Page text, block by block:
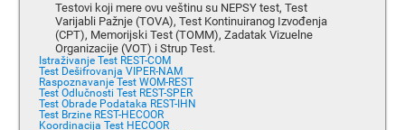
Testovi koji mere ovu veštinu su NEPSY test, Test
Varijabli Pažnje (TOVA), Test Kontinuiranog Izvođenja
(CPT), Memorijski Test (TOMM), Zadatak Vizuelne
Organizacije (VOT) i Strup Test.
Istraživanje Test REST-COM
Test Dešifrovanja VIPER-NAM
Raspoznavanje Test WOM-REST
Test Odlučnosti Test REST-SPER
Test Obrade Podataka REST-IHN
Test Brzine REST-HECOOR
Koordinacija Test HECOOR